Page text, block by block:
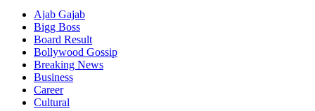
Ajab Gajab
Bigg Boss
Board Result
Bollywood Gossip
Breaking News
Business
Career
Cultural